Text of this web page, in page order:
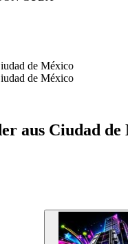
de México
de México
aus Ciudad de